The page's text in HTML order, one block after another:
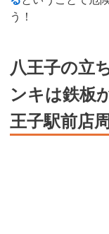
う！
八王子の立
ンキは鉄板
王子駅前店周